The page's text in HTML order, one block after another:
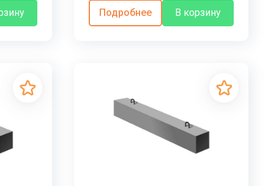
Подробнее В корзину